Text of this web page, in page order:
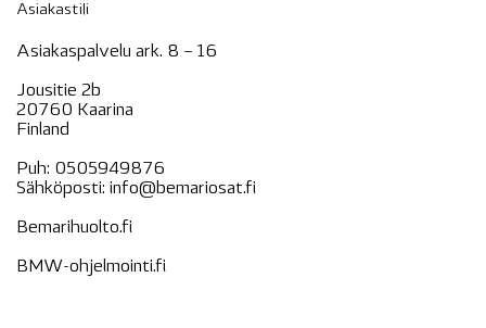
Asiakastili
Asiakaspalvelu ark. 8 – 16
Jousitie 2b
20760 Kaarina
Finland
Puh: 0505949876
Sähköposti: info@bemariosat.fi
Bemarihuolto.fi
BMW-ohjelmointi.fi